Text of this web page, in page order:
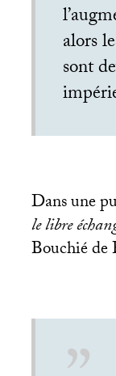
alors
sont
Dans une
le libre
Bouchié de